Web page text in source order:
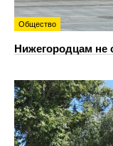
Общество
Нижегородцам не